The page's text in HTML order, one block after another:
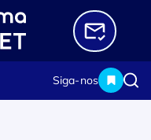
Siga-nos